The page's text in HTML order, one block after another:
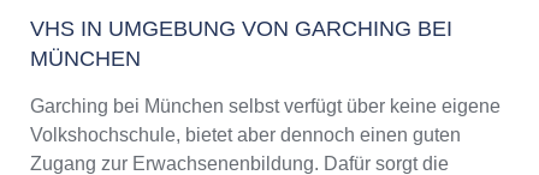
3 Quicktipps
Checkliste: VHS-Kurse rund um Garching bei
Keine VHS in Garching bei München
Online-Kurse: Pro und Contra
VHS IN UMGEBUNG VON GARCHING BEI
MÜNCHEN
Garching bei München selbst verfügt über keine eigene
Volkshochschule, bietet aber dennoch einen guten
Zugang zur Erwachsenenbildung. Dafür sorgt die